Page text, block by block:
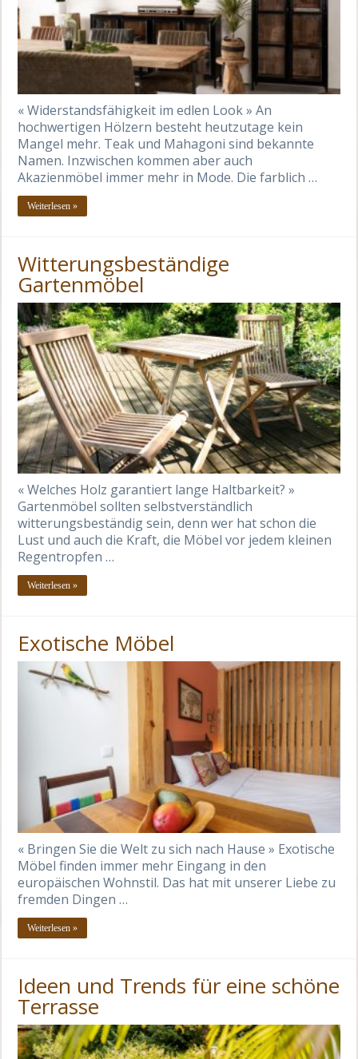
« Widerstandsfähigkeit im edlen Look » An
hochwertigen Hölzern besteht heutzutage kein
Mangel mehr. Teak und Mahagoni sind bekannte
Namen. Inzwischen kommen aber auch
Akazienmöbel immer mehr in Mode. Die farblich …
Weiterlesen »
Witterungsbeständige
Gartenmöbel
« Welches Holz garantiert lange Haltbarkeit? »
Gartenmöbel sollten selbstverständlich
witterungsbeständig sein, denn wer hat schon die
Lust und auch die Kraft, die Möbel vor jedem kleinen
Regentropfen …
Weiterlesen »
Exotische Möbel
« Bringen Sie die Welt zu sich nach Hause » Exotische
Möbel finden immer mehr Eingang in den
europäischen Wohnstil. Das hat mit unserer Liebe zu
fremden Dingen …
Weiterlesen »
Ideen und Trends für eine schöne
Terrasse